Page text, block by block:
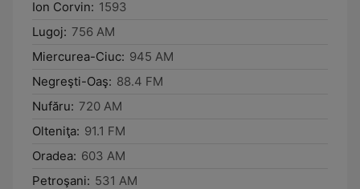
Ion Corvin: 1593
Lugoj: 756 AM
Miercurea-Ciuc: 945 AM
Negreşti-Oaş: 88.4 FM
Nufăru: 720 AM
Olteniţa: 91.1 FM
Oradea: 603 AM
Petroşani: 531 AM